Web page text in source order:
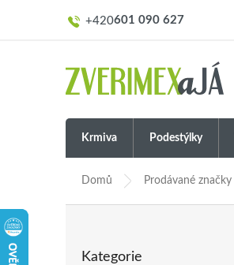
601 090 627
Krmiva Podestýlky
Domů Prodávané značky
kategorie
Kategorie